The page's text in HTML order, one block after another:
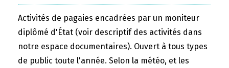
Activités de pagaies encadrées par un moniteur
diplômé d'État (voir descriptif des activités dans
notre espace documentaires). Ouvert à tous types
de public toute l'année. Selon la météo, et les